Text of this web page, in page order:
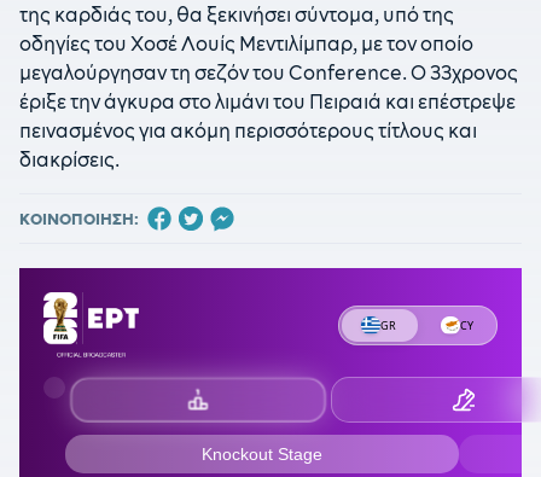
της καρδιάς του, θα ξεκινήσει σύντομα, υπό της
οδηγίες του Χοσέ Λουίς Μεντιλίμπαρ, με τον οποίο
μεγαλούργησαν τη σεζόν του Conference. Ο 33χρονος
έριξε την άγκυρα στο λιμάνι του Πειραιά και επέστρεψε
πεινασμένος για ακόμη περισσότερους τίτλους και
διακρίσεις.
ΚΟΙΝΟΠΟΙΗΣΗ: